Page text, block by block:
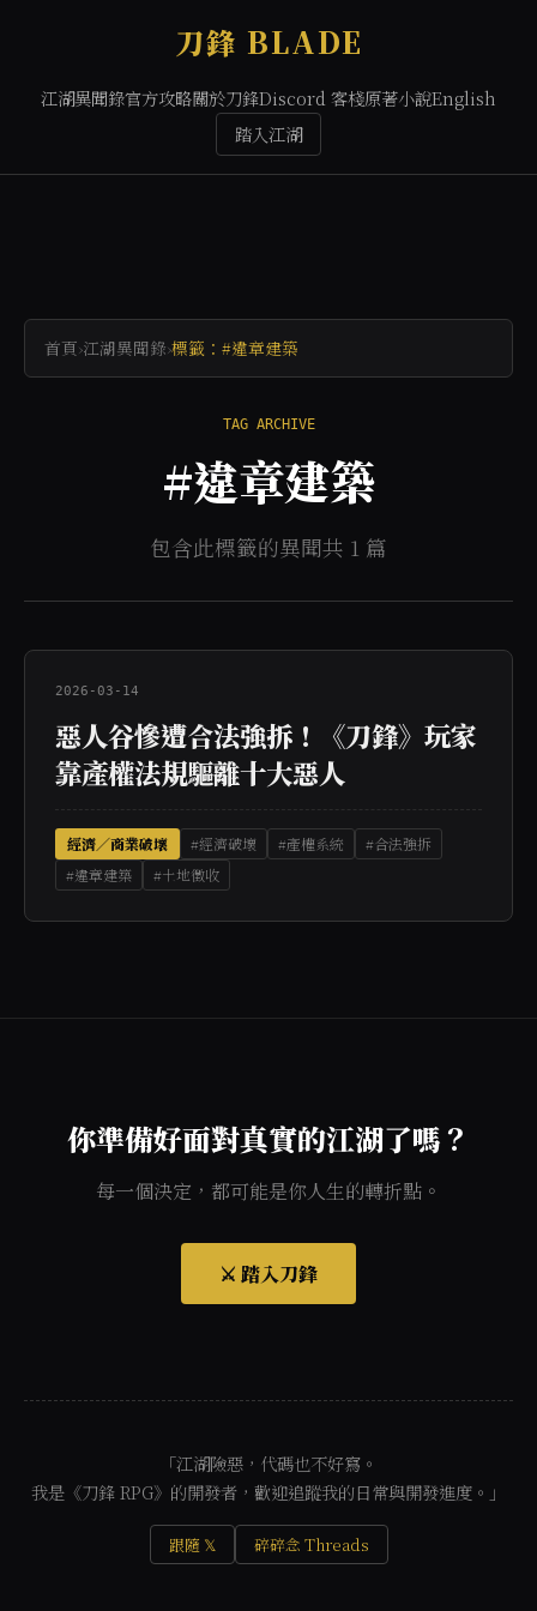
刀鋒 BLADE
江湖異聞錄官方攻略關於刀鋒Discord 客棧原著小說English
踏入江湖
首頁›江湖異聞錄›標籤：#違章建築
TAG ARCHIVE
#違章建築
包含此標籤的異聞共 1 篇
2026-03-14
惡人谷慘遭合法強拆！《刀鋒》玩家
靠產權法規驅離十大惡人
經濟／商業破壞 #經濟破壞 #產權系統
#合法強拆
#違章建築
#土地徵收
你準備好面對真實的江湖了嗎？
每一個決定，都可能是你人生的轉折點。
⚔️ 踏入刀鋒
「江湖險惡，代碼也不好寫。
我是《刀鋒 RPG》的開發者，歡迎追蹤我的日常與開發進度。」
跟隨 𝕏 碎碎念 Threads